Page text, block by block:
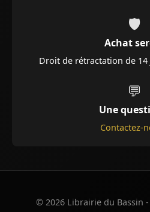
🛡️
Achat
Droit de rétractation de
💬
Une
Contactez-
© 2026 Librairie du Bassin